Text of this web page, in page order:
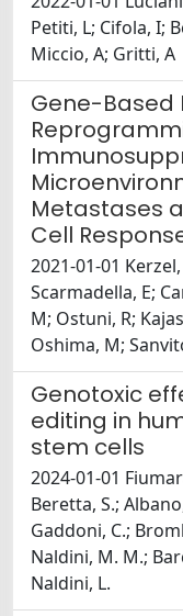
Petiti, L; Cifola, I;
Miccio, A; Gritti, A
Gene-Based
Metastases
Cell
2021-01-01
Scarmadella, E;
M; Ostuni, R;
Oshima, M;
Genotoxic
editing in
stem cells
2024-01-01
Beretta, S.;
Gaddoni, C.;
Naldini, M. M.;
Naldini, L.